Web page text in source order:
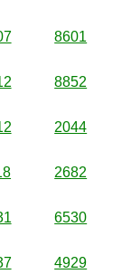
8601
8852
2044
2682
6530
4929